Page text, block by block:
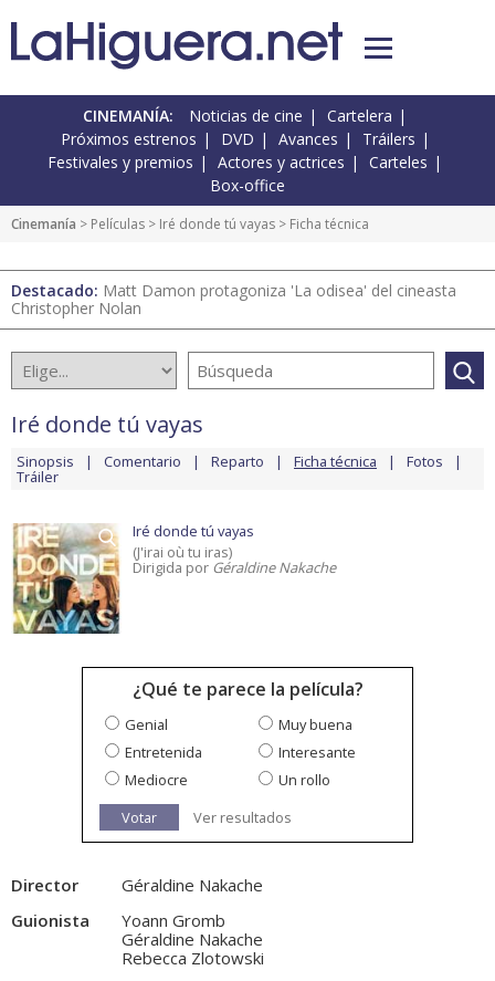
CINEMANÍA: Noticias de cine
Cartelera
Próximos estrenos
DVD Avances
Tráilers
Festivales y premios
Actores y actrices
Carteles
Box-office
Cinemanía > Películas > Iré donde tú vayas > Ficha técnica
Destacado: Matt Damon protagoniza 'La odisea' del cineasta
Christopher Nolan
Iré donde tú vayas
Sinopsis Comentario Reparto Ficha técnica Fotos
Tráiler
Iré donde tú vayas
(J'irai où tu iras)
Dirigida por Géraldine Nakache
¿Qué te parece la película?
Genial
Muy buena
Entretenida
Interesante
Mediocre
Un rollo
Votar
Ver resultados
Director
Géraldine Nakache
Guionista
Yoann Gromb
Géraldine Nakache
Rebecca Zlotowski